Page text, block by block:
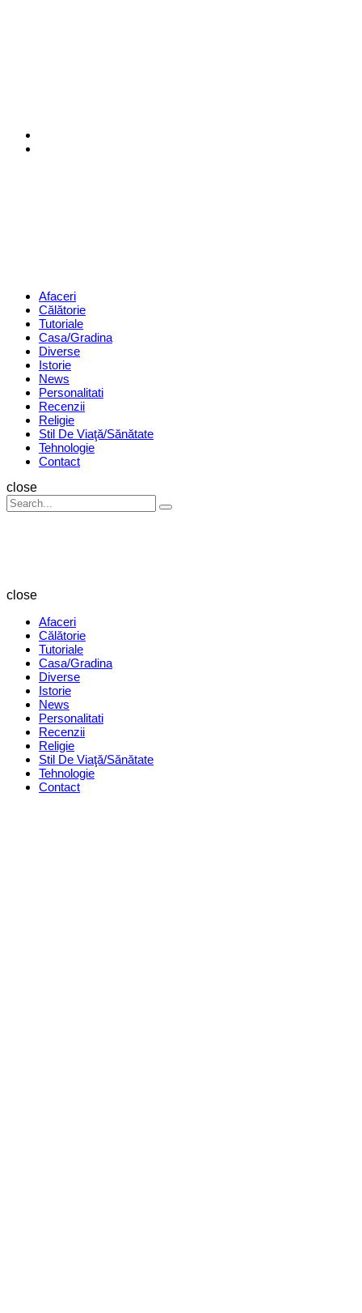
Menu Afaceri
Călătorie
Tutoriale
Casa/Gradina
Diverse
Istorie
News
Personalitati
Recenzii
Religie
Stil De Viaţă/Sănătate
Tehnologie
Contact
Search
close
Search
for:
Search
close
Afaceri
Călătorie
Tutoriale
Casa/Gradina
Diverse
Istorie
News
Personalitati
Recenzii
Religie
Stil De Viaţă/Sănătate
Tehnologie
Contact